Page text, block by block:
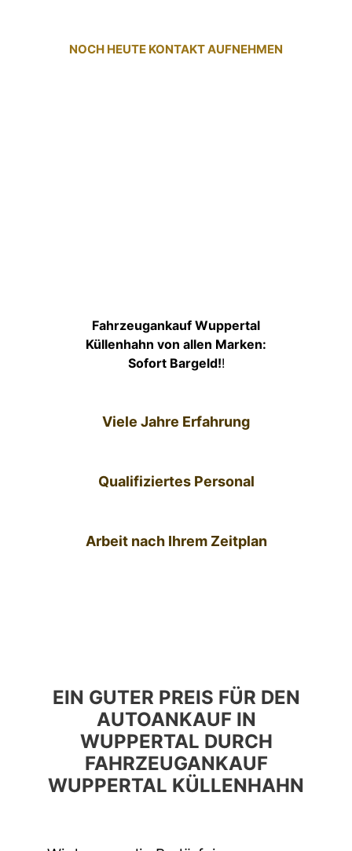
NOCH HEUTE KONTAKT AUFNEHMEN
Fahrzeugankauf Wuppertal
Küllenhahn von allen Marken:
Sofort Bargeld!!
Viele Jahre Erfahrung
Qualifiziertes Personal
Arbeit nach Ihrem Zeitplan
EIN GUTER PREIS FÜR DEN
AUTOANKAUF IN
WUPPERTAL DURCH
FAHRZEUGANKAUF
WUPPERTAL KÜLLENHAHN